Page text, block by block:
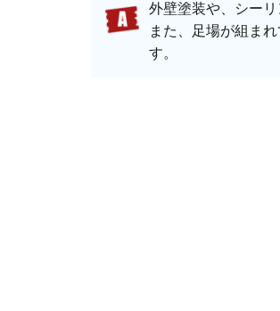
外壁塗装や、シー
また、足場が組ま
す。